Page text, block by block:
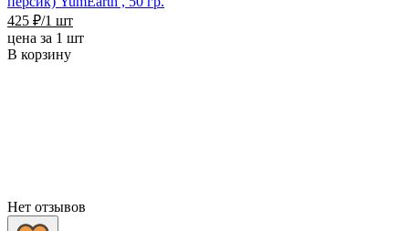
425 ₽/1 шт
цена за 1 шт
В корзину
Нет отзывов